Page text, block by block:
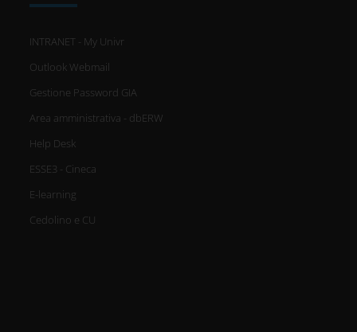
INTRANET - My Univr
Outlook Webmail
Gestione Password GIA
Area amministrativa - dbERW
Help Desk
ESSE3 - Cineca
E-learning
Cedolino e CU